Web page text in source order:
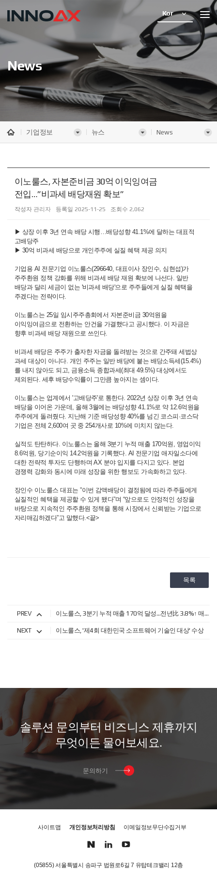
Kor
News
기업정보 뉴스 News
이노룰스, 자본준비금 30억 이익잉여금
전입…”비과세 배당재원 확보”
작성자 관리자 등록일 2025-11-25 조회수 2,062
▶ 상장 이후 3년 연속 배당 시행…배당성향 41.1%에 달하는 대표적
고배당주
▶ 30억 비과세 배당으로 개인주주에 실질 혜택 제공 의지
기업용 AI 전문기업 이노룰스(296640, 대표이사 장인수, 심현섭)가
주주환원 정책 강화를 위해 비과세 배당 재원 확보에 나선다. 일반
배당과 달리 세금이 없는 '비과세 배당'으로 주주들에게 실질 혜택을
주겠다는 전략이다.
이노룰스는 25일 임시주주총회에서 자본준비금 30억원을
이익잉여금으로 전환하는 안건을 가결했다고 공시했다. 이 자금은
향후 비과세 배당 재원으로 쓰인다.
비과세 배당은 주주가 출자한 자금을 돌려받는 것으로 간주돼 세법상
과세 대상이 아니다. 개인 주주는 일반 배당에 붙는 배당소득세(15.4%)
를 내지 않아도 되고, 금융소득 종합과세(최대 49.5%) 대상에서도
제외된다. 세후 배당수익률이 그만큼 높아지는 셈이다.
이노룰스는 업계에서 '고배당주'로 통한다. 2022년 상장 이후 3년 연속
배당을 이어온 가운데, 올해 3월에는 배당성향 41.1%로 약 12.6억원을
주주에게 돌려줬다. 지난해 기준 배당성향 40%를 넘긴 코스피·코스닥
기업은 전체 2,600여 곳 중 254개사로 10%에 미치지 않는다.
실적도 탄탄하다. 이노룰스는 올해 3분기 누적 매출 170억원, 영업이익
8.6억원, 당기순이익 14.2억원을 기록했다. AI 전문기업 애자일소다에
대한 전략적 투자도 단행하며 AX 분야 입지를 다지고 있다. 본업
경쟁력 강화와 동시에 미래 성장을 위한 행보도 가속화하고 있다.
장인수 이노룰스 대표는 ”이번 감액배당이 결정됨에 따라 주주들에게
실질적인 혜택을 제공할 수 있게 됐다”며 “앞으로도 안정적인 성장을
바탕으로 지속적인 주주환원 정책을 통해 시장에서 신뢰받는 기업으로
자리매김하겠다”고 말했다.<끝>
목록
PREV 이노룰스, 3분기 누적 매출 170억 달성…전년比 3.8%↑ 매출 성장 지속
NEXT 이노룰스, '제4회 대한민국 소프트웨어 기술인 대상' 수상
솔루션 문의부터 비즈니스 제휴까지
무엇이든물어 보세 요.
문의하기
사이트맵 개인정보처리방침 이메일정보무단수집거부
(05855) 서울특별시 송파구 법원로6길 7 유탑테크밸리 12층